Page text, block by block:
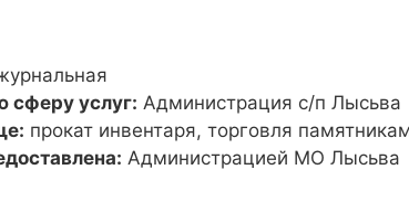
сферу услуг: Администрация с/п Лысьва
прокат инвентаря, торговля
Администрацией МО Лысьва